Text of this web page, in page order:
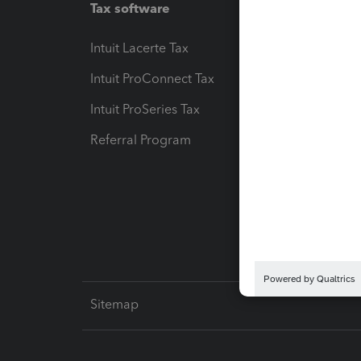
Tax software
Intuit Lacerte Tax
Intuit ProConnect Tax
Intuit ProSeries Tax
Referral Program
Sitemap